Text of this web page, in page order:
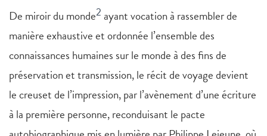
De miroir du monde2 ayant vocation à rassembler de
manière exhaustive et ordonnée l’ensemble des
connaissances humaines sur le monde à des fins de
préservation et transmission, le récit de voyage devient
le creuset de l’impression, par l’avènement d’une écriture
à la première personne, reconduisant le pacte